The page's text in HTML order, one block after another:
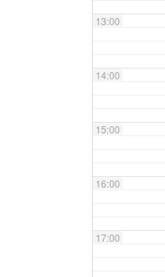
13:00
14:00
15:00
16:00
17:00